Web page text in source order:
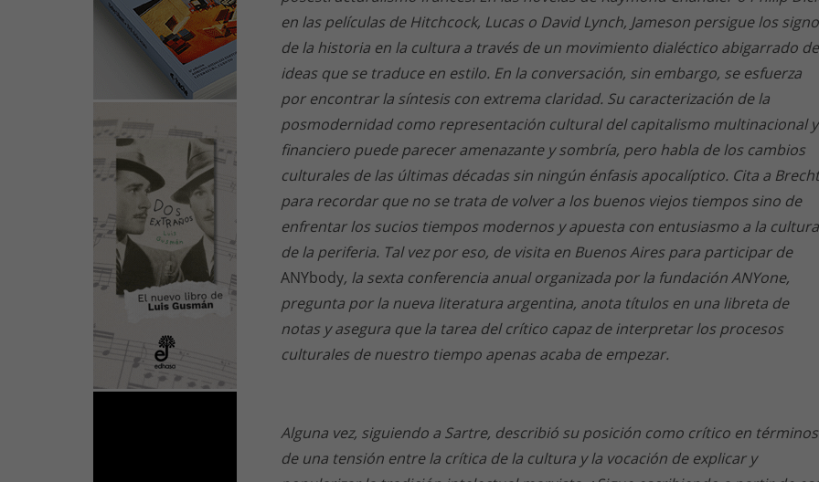
en las películas de Hitchcock, Lucas o David Lynch, Jameson persigue los
de la historia en la cultura a través de un movimiento dialéctico abigarrado de
ideas que se traduce en estilo. En la conversación, sin embargo, se esfuerza
por encontrar la síntesis con extrema claridad. Su caracterización de la
posmodernidad como representación cultural del capitalismo multinacional y
financiero puede parecer amenazante y sombría, pero habla de los cambios
culturales de las últimas décadas sin ningún énfasis apocalíptico. Cita a Brecht
para recordar que no se trata de volver a los buenos viejos tiempos sino de
enfrentar los sucios tiempos modernos y apuesta con entusiasmo a la cultura
de la periferia. Tal vez por eso, de visita en Buenos Aires para participar de
ANYbody, la sexta conferencia anual organizada por la fundación ANYone,
pregunta por la nueva literatura argentina, anota títulos en una libreta de
notas y asegura que la tarea del crítico capaz de interpretar los procesos
culturales de nuestro tiempo apenas acaba de empezar.
Alguna vez, siguiendo a Sartre, describió su posición como crítico en términos
de una tensión entre la crítica de la cultura y la vocación de explicar y